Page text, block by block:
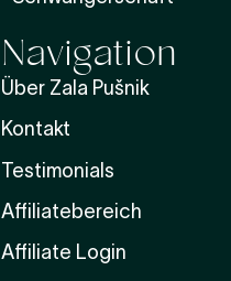
Navigation
Über Zala Pušnik
Kontakt
Testimonials
Affiliatebereich
Affiliate Login